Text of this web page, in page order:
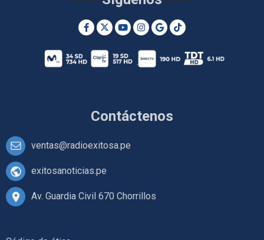
Contáctenos
ventas@radioexitosa.pe
exitosanoticias.pe
Av. Guardia Civil 670 Chorrillos